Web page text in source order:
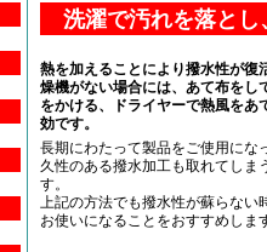
洗濯で汚れを落と
熱を加えることにより撥水性が復
燥機がない場合には、あて布をし
をかける、ドライヤーで熱風をあ
効です。
長期にわたって製品をご使用にな
久性のある撥水加工も取れてしま
す。
上記の方法でも撥水性が蘇らない
お使いになることをおすすめしま